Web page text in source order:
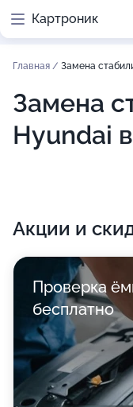
Картроник
Главная / Замена
Замена
Hyundai
Акции и
Проверка
бесплатно